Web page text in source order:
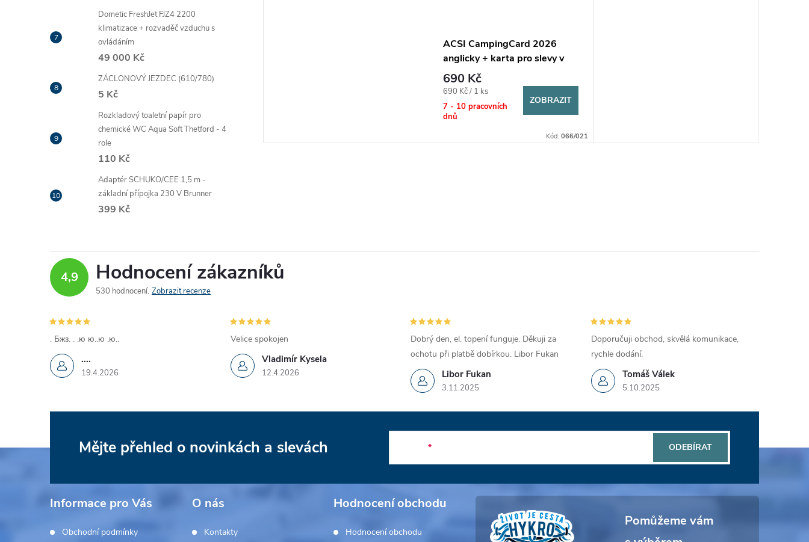
Dometic FreshJet FJZ4 2200
klimatizace + rozvaděč vzduchu s
ovládáním
49 000 Kč
ZÁCLONOVÝ JEZDEC (610/780)
5 Kč
Rozkladový toaletní papír pro
chemické WC Aqua Soft Thetford - 4
role
110 Kč
Adaptér SCHUKO/CEE 1,5 m -
základní přípojka 230 V Brunner
399 Kč
ACSI CampingCard 2026
anglicky + karta pro slevy v
kempech
690 Kč
Měrná
cena:
690 Kč / 1 ks
7 - 10 pracovních
dnů
ZOBRAZIT
Kód: 066/021
4,9 Hodnocení zákazníků
530 hodnocení Zobrazit recenze
....
19.4.2026
. Бжз. . .ю ю..ю .ю..
Vladimír Kysela
12.4.2026
Velice spokojen
Libor Fukan
3.11.2025
Dobrý den, el. topení funguje. Děkuji za
ochotu při platbě dobírkou. Libor Fukan
Tomáš Válek
5.10.2025
Doporučuji obchod, skvělá komunikace,
rychle dodání.
Z
Mějte přehled o novinkách a slevách ODEBÍRAT
Informace pro Vás
Obchodní podmínky
O nás
Kontakty
Hodnocení obchodu
Hodnocení obchodu